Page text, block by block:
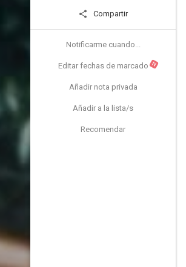
Compartir
Notificarme cuando...
Editar fechas de marcado N
Añadir nota privada
Añadir a la lista/s
Recomendar